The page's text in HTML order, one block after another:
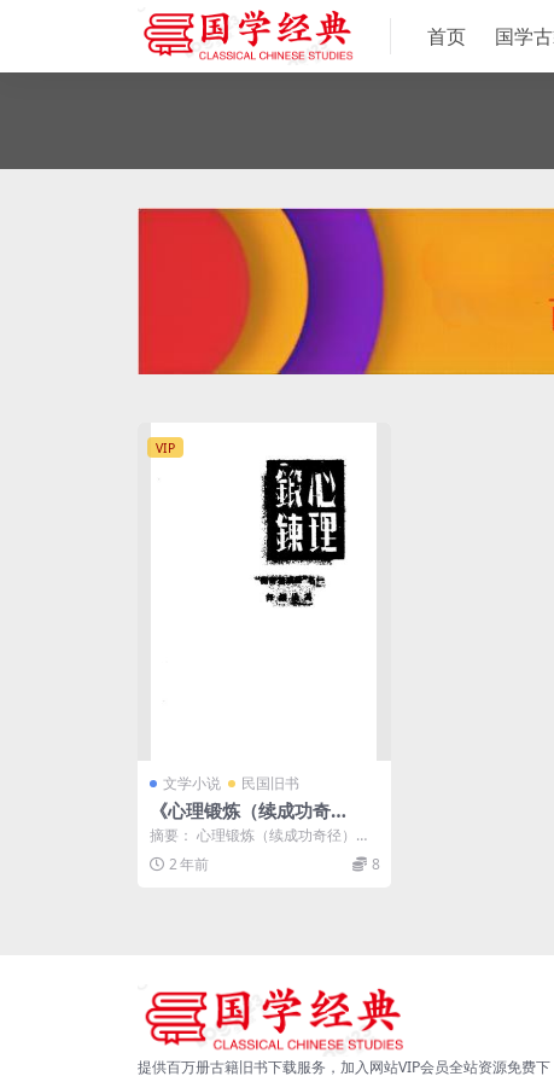
首页 国学
VIP
文学小说 民国旧书
《心理锻炼（续成功奇
径）》冯洪编译-激流书店-1
940-pdf古籍下载
摘要： 心理锻炼（续成功奇径），
分5编：认识自己的8个方法，怎样
踏上成功之路，处...
2 年前 8
提供百万册古籍旧书下载服务，加入网站VIP会员全站资源免费下